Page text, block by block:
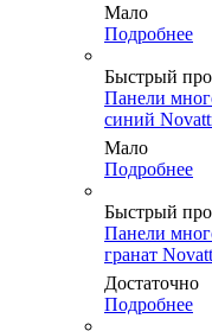
Мало
Подробнее
Быстрый
Панели
синий
Мало
Подробнее
Быстрый
Панели
гранат
Достаточно
Подробнее